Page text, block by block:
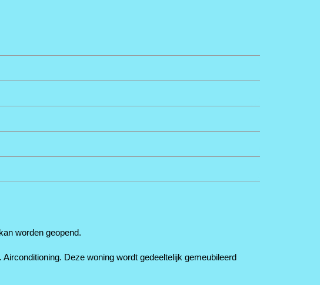
worden geopend.
Deze woning wordt gedeeltelijk gemeubileerd